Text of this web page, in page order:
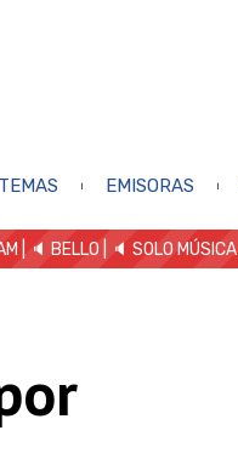
EMISORAS
| 🔈 BELLO 🔈 SOLO MÚSICA